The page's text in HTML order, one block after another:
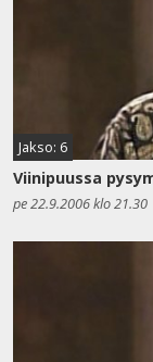
Jakso: 6
Viinipuussa
pe 22.9.2006 klo 21.30